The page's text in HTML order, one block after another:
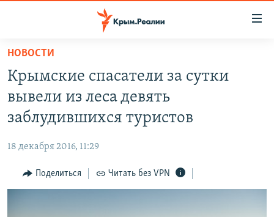
Вернуться
основному
содержанию
Вернутся
главной
навигации
Вернутся
СПЕЦПРОЕКТЫ
ГРУЗ 200
11 ЛЕТ ОККУПАЦИИ КРЫМА. 11 ИСТОРИЙ СОПРОТИВЛЕНИЯ
ВОДА
ЕЩЕ
ИНТЕРАКТИВ
РАДІО СВОБОДА
НОВОСТИ
Крымские спасатели за сутки
вывели из леса девять
заблудившихся туристов
18 декабря 2016, 11:29
Поделиться Читать без VPN